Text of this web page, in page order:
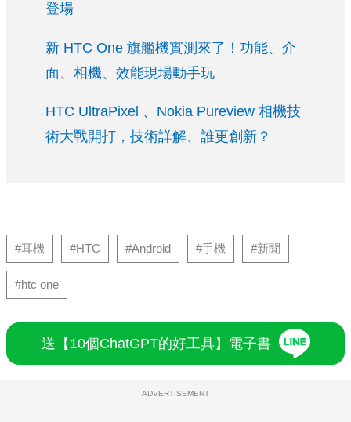
登場
新 HTC One 旗艦機實測來了！功能、介
面、相機、效能現場動手玩
HTC UltraPixel 、Nokia Pureview 相機技
術大戰開打，技術詳解、誰更創新？
#耳機 #HTC #Android #手機 #新聞
#htc one
送【10個ChatGPT的好工具】電子書
ADVERTISEMENT